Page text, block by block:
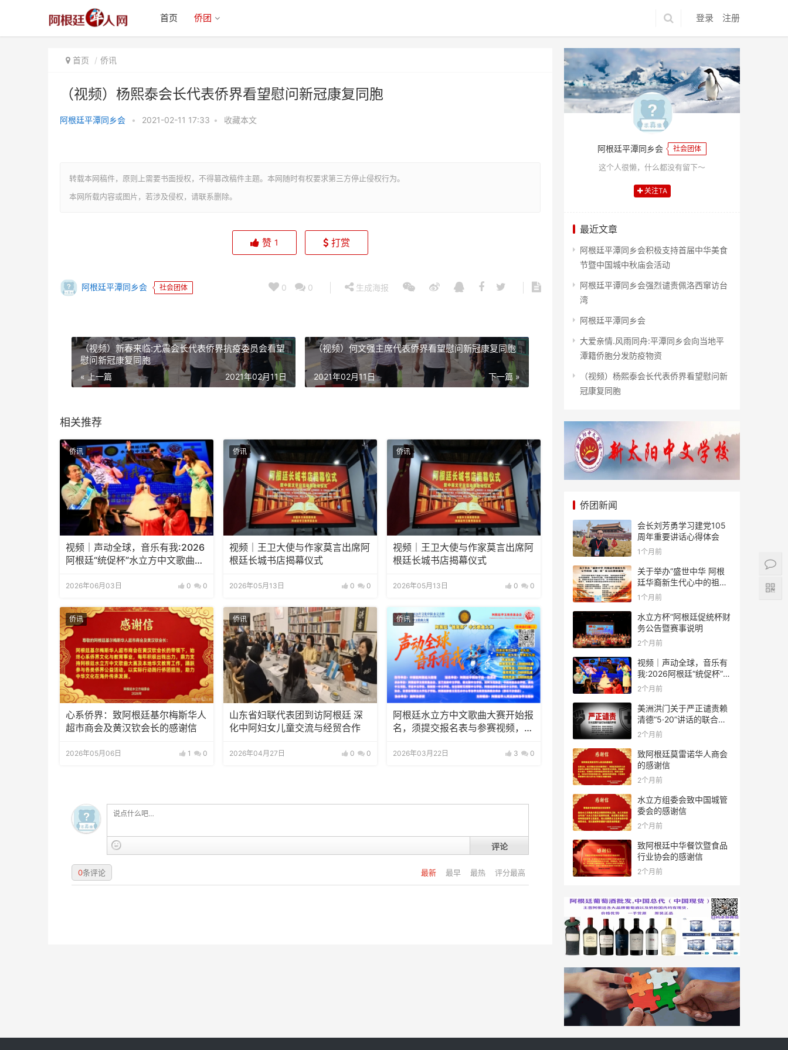
登录 注册
首页 侨团
首页 侨讯
（视频）杨熙泰会长代表侨界看望慰问新冠康复同胞
阿根廷平潭同乡会 • 2021-02-11 17:33 • 收藏本文
转载本网稿件，原则上需要书面授权，不得篡改稿件主题。本网随时有权要求第三方停止侵权行为。
本网所载内容或图片，若涉及侵权，请联系删除。
赞 1 打赏
阿根廷平潭同乡会 社会团体 0 0 生成海报
（视频）新春来临:尤震会长代表侨界抗疫委员会看望
慰问新冠康复同胞
« 上一篇 2021年02月11日
（视频）何文强主席代表侨界看望慰问新冠康复同胞
下一篇 »
2021年02月11日
相关推荐
侨讯
视频｜声动全球，音乐有我:2026
阿根廷“统促杯”水立方中文歌曲大
2026年06月03日 0 0
侨讯
视频｜王卫大使与作家莫言出席阿
根廷长城书店揭幕仪式
2026年05月13日 0 0
侨讯
视频｜王卫大使与作家莫言出席阿
根廷长城书店揭幕仪式
2026年05月13日 0 0
侨讯
心系侨界​：致阿根廷基尔梅斯华人
超市商会及黄汉钦会长的感谢信
2026年05月06日 1 0
侨讯
山东省妇联代表团到访阿根廷 深
化中阿妇女儿童交流与经贸合作
2026年04月27日 0 0
侨讯
阿根廷水立方中文歌曲大赛开始报
名，须提交报名表与参赛视频，参
2026年03月22日 3 0
评论
最新 最早 最热 评分最高
0条评论
阿根廷平潭同乡会 社会团体
这个人很懒，什么都没有留下～
关注TA
最近文章
阿根廷平潭同乡会积极支持首届中华美食
节暨中国城中秋庙会活动
阿根廷平谭同乡会强烈谴责佩洛西窜访台
湾
阿根廷平潭同乡会
大爱亲情.风雨同舟:平潭同乡会向当地平
潭籍侨胞分发防疫物资
（视频）杨熙泰会长代表侨界看望慰问新
冠康复同胞
侨团新闻
会长刘芳勇学习建党105
周年重要讲话心得体会
1个月前
关于举办“盛世中华 阿根
廷华裔新生代心中的祖
(籍)国”征文比赛的通知
1个月前
水立方杯”阿根廷促统杯财
务公告暨赛事说明
2个月前
视频｜声动全球，音乐有
我:2026阿根廷“统促杯”水
立方中文歌曲大赛总决赛
2个月前
美洲洪门关于严正谴责赖
清德“5·20”讲话的联合声
明
2个月前
致阿根廷莫雷诺华人商会
的感谢信
2个月前
水立方组委会致中国城管
委会的感谢信
2个月前
致阿根廷中华餐饮暨食品
行业协会的感谢信
2个月前